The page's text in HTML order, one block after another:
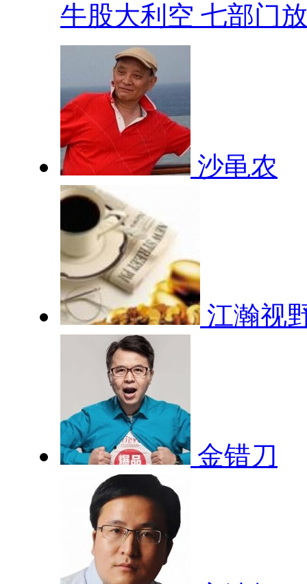
牛股大利空 七部门
沙黾农
江瀚视
金错刀